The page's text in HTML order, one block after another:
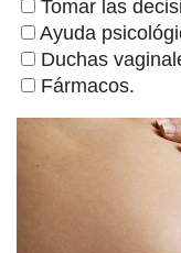
Tomar las
Ayuda
Duchas
Fármacos.